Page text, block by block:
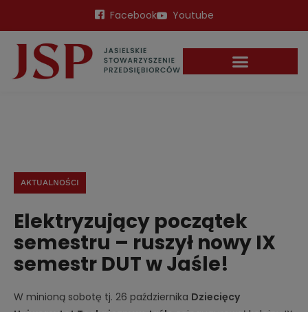
Facebook Youtube
AKTUALNOŚCI
Elektryzujący początek
semestru – ruszył nowy IX
semestr DUT w Jaśle!
W minioną sobotę tj. 26 października Dziecięcy